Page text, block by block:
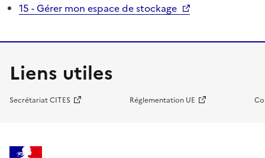
15 - Gérer mon espace de stockage
Liens utiles
Secrétariat CITES Réglementation UE